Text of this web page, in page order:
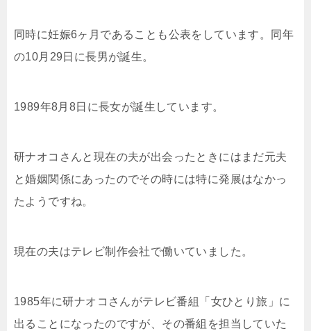
同時に妊娠6ヶ月であることも公表をしています。同年
の10月29日に長男が誕生。
1989年8月8日に長女が誕生しています。
研ナオコさんと現在の夫が出会ったときにはまだ元夫
と婚姻関係にあったのでその時には特に発展はなかっ
たようですね。
現在の夫はテレビ制作会社で働いていました。
1985年に研ナオコさんがテレビ番組「女ひとり旅」に
出ることになったのですが、その番組を担当していた